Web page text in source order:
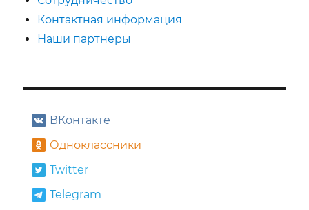
Контактная информация
Наши партнеры
ВКонтакте
Одноклассники
Twitter
Telegram